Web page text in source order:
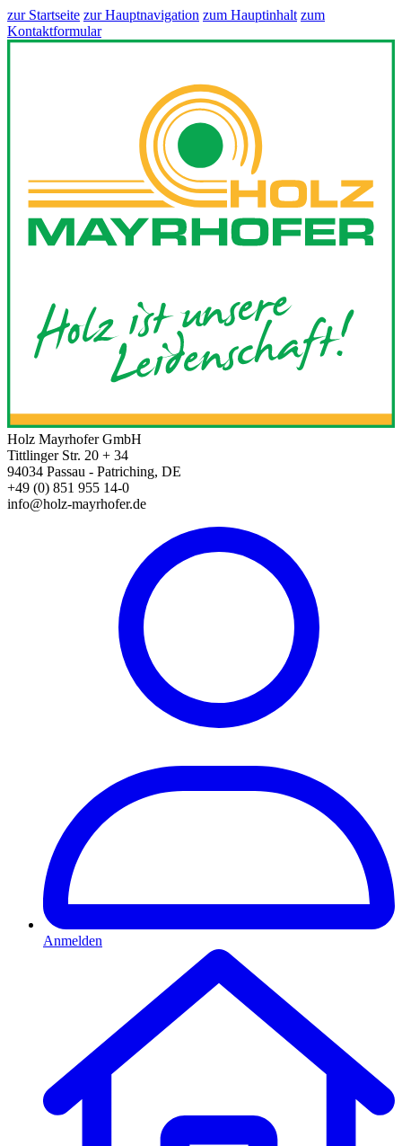
zur Startseite zur Hauptnavigation zum Hauptinhalt zum
Kontaktformular
Holz Mayrhofer GmbH
Tittlinger Str. 20 + 34
94034 Passau - Patriching, DE
+49 (0) 851 955 14-0
info@holz-mayrhofer.de
Anmelden